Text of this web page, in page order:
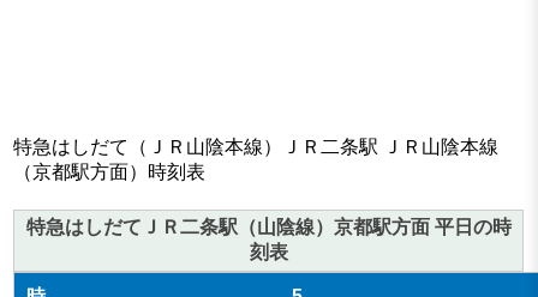
特急はしだて（ＪＲ山陰本線）ＪＲ二条駅 ＪＲ山陰本線
（京都駅方面）時刻表
特急はしだてＪＲ二条駅（山陰線）京都駅方面 平日の時
刻表